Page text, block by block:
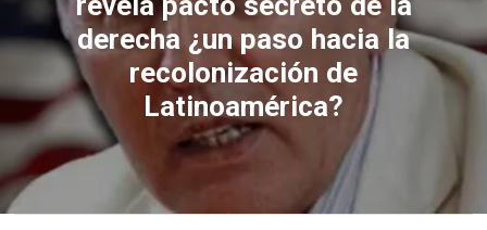
derecha ¿un paso hacia la
recolonización de
Latinoamérica?